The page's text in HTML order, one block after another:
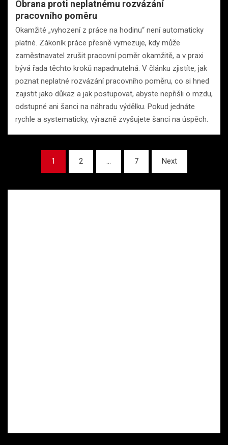
Obrana proti neplatnému rozvázání
pracovního poměru
Okamžité „vyhození z práce na hodinu“ není automaticky
platné. Zákoník práce přesně vymezuje, kdy může
zaměstnavatel zrušit pracovní poměr okamžitě, a v praxi
bývá řada těchto kroků napadnutelná. V článku zjistíte, jak
poznat neplatné rozvázání pracovního poměru, co si hned
zajistit jako důkaz a jak postupovat, abyste nepřišli o mzdu,
odstupné ani šanci na náhradu výdělku. Pokud jednáte
rychle a systematicky, výrazně zvyšujete šanci na úspěch.
Stránkování
příspěvků
1 2 … 7 Next